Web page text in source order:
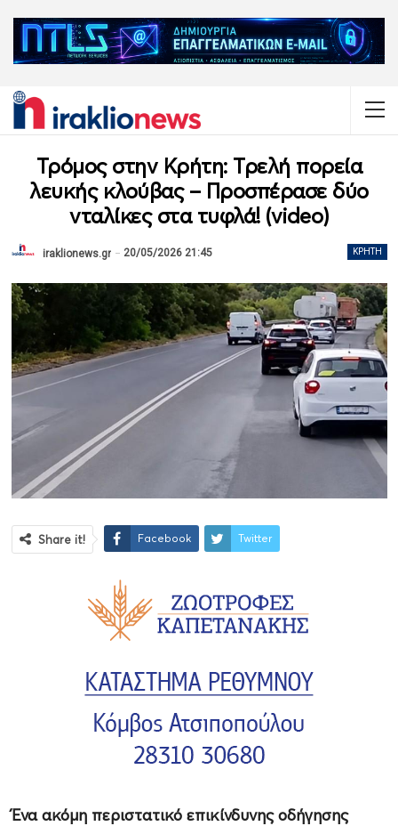
Τρόμος στην Κρήτη: Τρελή πορεία
λευκής κλούβας – Προσπέρασε δύο
νταλίκες στα τυφλά! (video)
ΚΡΉΤΗ
iraklionews.gr 20/05/2026 21:45
Share it! Facebook Twitter
Ένα ακόμη περιστατικό επικίνδυνης οδήγησης